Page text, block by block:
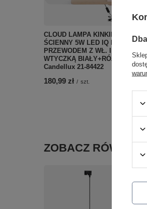
CLOUD LAMPA KINKIET
ŚCIENNY 5W LED IQ KIDS Z
PRZEWODEM Z WŁ. I
WTYCZKĄ BIAŁY+RÓŻOWY
Candellux 21-84422
180,99 zł / szt.
ZOBACZ RÓWNIEŻ